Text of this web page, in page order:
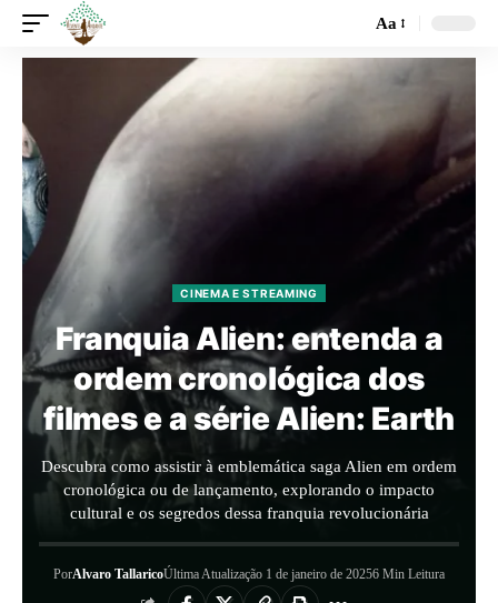
Aa
CINEMA E STREAMING
Franquia Alien: entenda a
ordem cronológica dos
filmes e a série Alien: Earth
Descubra como assistir à emblemática saga Alien em ordem
cronológica ou de lançamento, explorando o impacto
cultural e os segredos dessa franquia revolucionária
PorAlvaro TallaricoÚltima Atualização 1 de janeiro de 20256 Min Leitura